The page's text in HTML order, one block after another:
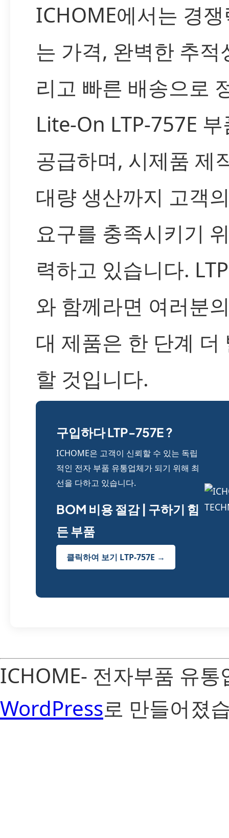
ICHOME에서는 경
는 가격, 완벽한 추적
리고 빠른 배송으로
Lite-On LTP-757E
공급하며, 시제품 제
대량 생산까지 고객
요구를 충족시키기
력하고 있습니다.
와 함께라면 여러분
대 제품은 한 단계 더
할 것입니다.
구입하다 LTP-757E ?
ICHOME은 고객이 신뢰할 수 있는 독립
적인 전자 부품 유통업체가 되기 위해 최
선을 다하고 있습니다.
BOM 비용 절감 | 구하기 힘
든 부품
클릭하여 보기 LTP-757E →
ICHOME- 전자부품 유
WordPress로 만들어졌